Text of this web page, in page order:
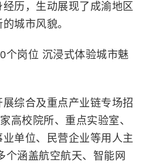
历，生动展现了成渝地区
城市风貌。
个岗位 沉浸式体验城市魅
综合及重点产业链专场招
高校院所、重点实验室、
单位、民营企业等用人主
个涵盖航空航天、智能网